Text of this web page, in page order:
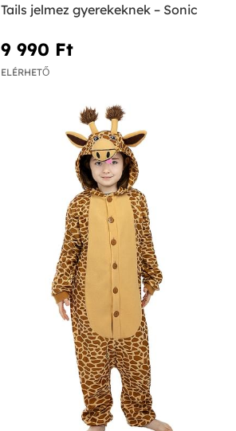
Tails jelmez gyerekeknek – Sonic
9 990 Ft‎
ELÉRHETŐ